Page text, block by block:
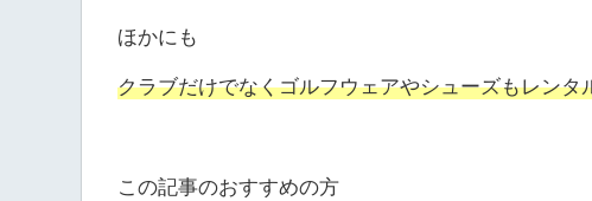
ほかにも
クラブだけでなくゴルフウェアやシューズもレンタ
この記事のおすすめの方